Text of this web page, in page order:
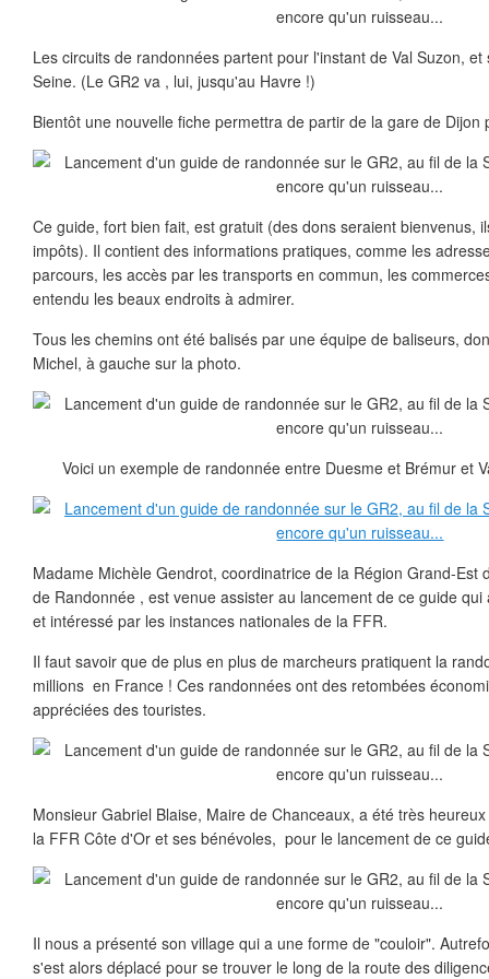
Les circuits de randonnées partent pour l'instant de Val Suzon,
Seine. (Le GR2 va , lui, jusqu'au Havre !)
Bientôt une nouvelle fiche permettra de partir de la gare de Dijon
Ce guide, fort bien fait, est gratuit (des dons seraient bienvenus,
impôts). Il contient des informations pratiques, comme les
parcours, les accès par les transports en commun, les
entendu les beaux endroits à admirer.
Tous les chemins ont été balisés par une équipe de baliseurs,
Michel, à gauche sur la photo.
Voici un exemple de randonnée entre Duesme et Brémur et
Madame Michèle Gendrot, coordinatrice de la Région Grand-Est
de Randonnée , est venue assister au lancement de ce guide
et intéressé par les instances nationales de la FFR.
Il faut savoir que de plus en plus de marcheurs pratiquent la
millions en France ! Ces randonnées ont des retombées
appréciées des touristes.
Monsieur Gabriel Blaise, Maire de Chanceaux, a été très
la FFR Côte d'Or et ses bénévoles, pour le lancement de ce
Il nous a présenté son village qui a une forme de "couloir".
s'est alors déplacé pour se trouver le long de la route des